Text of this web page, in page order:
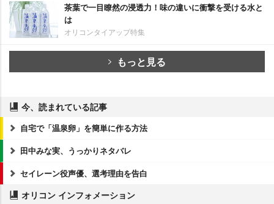
茶葉で一目瞭然の浸透力！味の違いに衝撃を受ける水と
は
オリコンタイアップ特集
もっと見る
今、読まれている記事
自宅で「温泉卵」を簡単に作る方法
田中みな実、うっかりネタバレ
セイレーン役声優、選考理由を告白
オリコン インフォメーション